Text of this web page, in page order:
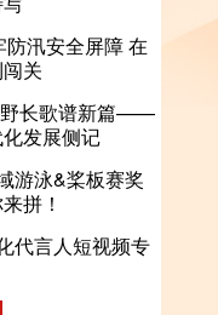
防汛安全屏障 在
关
野长歌谱新篇——
发展侧记
游泳&桨板赛奖
拼！
代言人短视频专